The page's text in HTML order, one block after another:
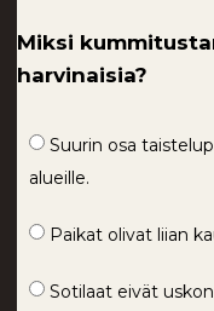
Miksi
harvinaisia?
Suurin osa
alueille.
Paikat olivat liian
Sotilaat eivät